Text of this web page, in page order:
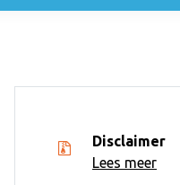
Disclaimer
Lees meer